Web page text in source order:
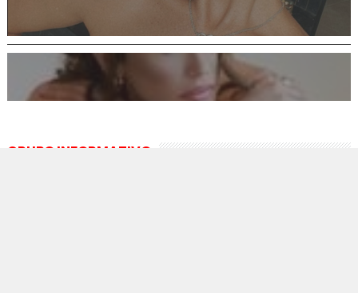
GRUPO INFORMATIVO